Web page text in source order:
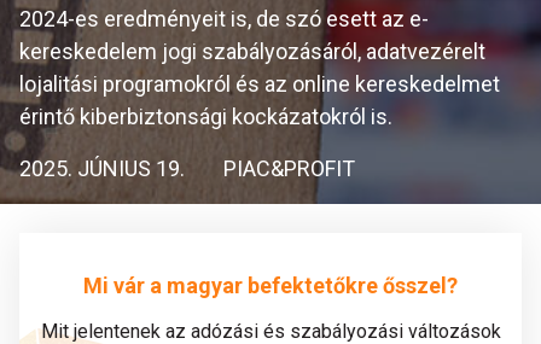
2024-es eredményeit is, de szó esett az e-
kereskedelem jogi szabályozásáról, adatvezérelt
lojalitási programokról és az online kereskedelmet
érintő kiberbiztonsági kockázatokról is.
2025. JÚNIUS 19. PIAC&PROFIT
Mi vár a magyar befektetőkre ősszel?
Mit jelentenek az adózási és szabályozási változások